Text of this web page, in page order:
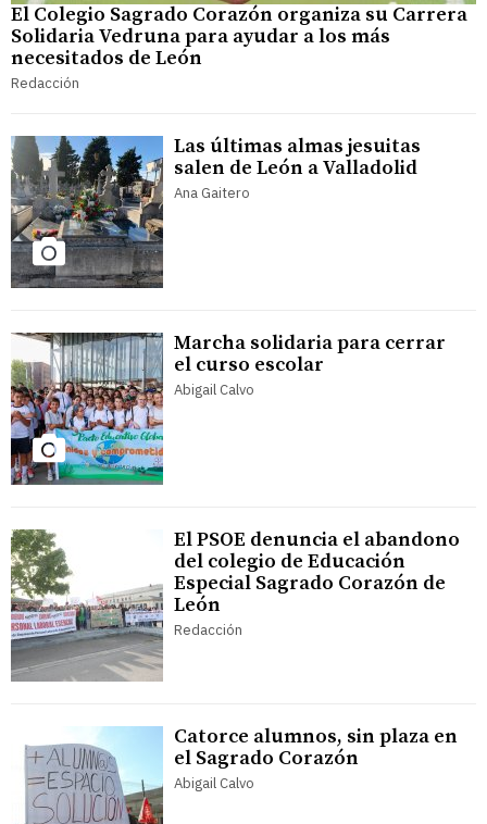
El Colegio Sagrado Corazón organiza su Carrera
Solidaria Vedruna para ayudar a los más
necesitados de León
Redacción
Las últimas almas jesuitas
salen de León a Valladolid
Ana Gaitero
Marcha solidaria para cerrar
el curso escolar
Abigail Calvo
El PSOE denuncia el abandono
del colegio de Educación
Especial Sagrado Corazón de
León
Redacción
Catorce alumnos, sin plaza en
el Sagrado Corazón
Abigail Calvo